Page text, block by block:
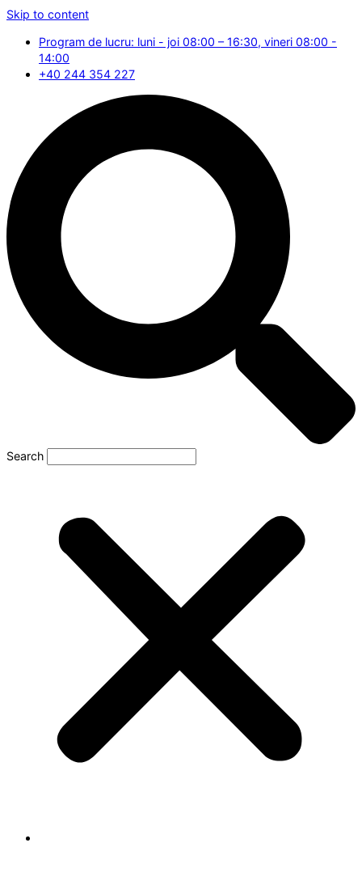
Skip to content
Program de lucru: luni - joi 08:00 – 16:30, vineri 08:00 -
14:00
+40 244 354 227
Search